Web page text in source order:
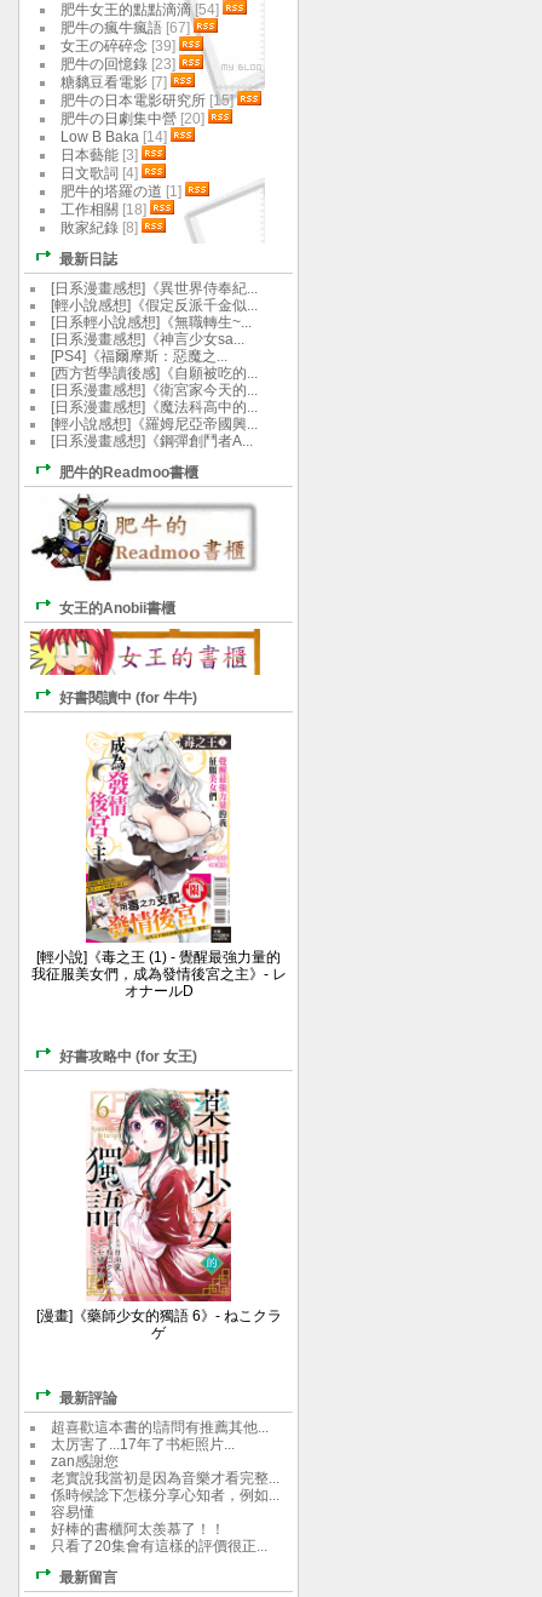
肥牛女王的點點滴滴[54]
肥牛の瘋牛瘋語 [67]
女王の碎碎念 [39]
肥牛の回憶錄 [23]
糖黐豆看電影 [7]
肥牛の日本電影研究所 [15]
肥牛の日劇集中營 [20]
Low B Baka [14]
日本藝能 [3]
日文歌詞 [4]
肥牛的塔羅の道 [1]
工作相關 [18]
敗家紀錄 [8]
最新日誌
[日系漫畫感想]《異世界侍奉紀...
[輕小說感想]《假定反派千金似...
[日系輕小說感想]《無職轉生~...
[日系漫畫感想]《神言少女sa...
[PS4]《福爾摩斯：惡魔之...
[西方哲學讀後感]《自願被吃的...
[日系漫畫感想]《衛宮家今天的...
[日系漫畫感想]《魔法科高中的...
[輕小說感想]《羅姆尼亞帝國興...
[日系漫畫感想]《鋼彈創鬥者A...
肥牛的Readmoo書櫃
女王的Anobii書櫃
好書閱讀中 (for 牛牛)
[輕小說]《毒之王 (1) - 覺醒最強力量的
我征服美女們，成為發情後宮之主》- レ
オナールD
好書攻略中 (for 女王)
[漫畫]《藥師少女的獨語 6》- ねこクラ
ゲ
最新評論
超喜歡這本書的!請問有推薦其他...
太厉害了...17年了书柜照片...
zan感謝您
老實說我當初是因為音樂才看完整...
係時候諗下怎樣分享心知者，例如...
容易懂
好棒的書櫃阿太羨慕了！！
只看了20集會有這樣的評價很正...
最新留言